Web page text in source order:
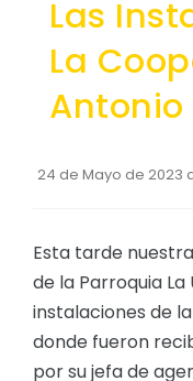
GESTIÓN
Plan de
PRESUPUESTO:
Cédulas
Las
La
Antonio
24 de Mayo de 2023
Esta tarde
de la Parroquia La
instalaciones de
donde fueron
por su jefa de